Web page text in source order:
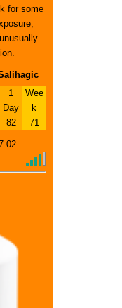
for some
1
Day
82
Wee
k
71